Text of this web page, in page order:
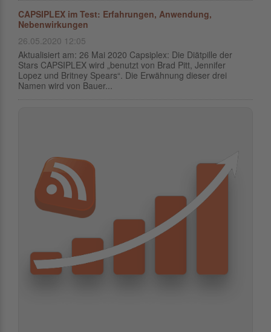
CAPSIPLEX im Test: Erfahrungen, Anwendung,
Nebenwirkungen
26.05.2020 12:05
Aktualisiert am: 26 Mai 2020 Capsiplex: Die Diätpille der
Stars CAPSIPLEX wird „benutzt von Brad Pitt, Jennifer
Lopez und Britney Spears“. Die Erwähnung dieser drei
Namen wird von Bauer...